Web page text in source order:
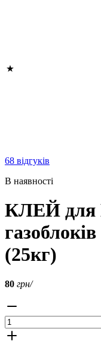
68 відгуків
В наявності
КЛЕЙ
(25кг)
80 грн/